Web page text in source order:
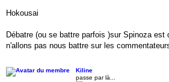
Hokousai
Débatre (ou se battre parfois )sur Spinoza
n'allons pas nous battre sur les
Kiline
passe par là...